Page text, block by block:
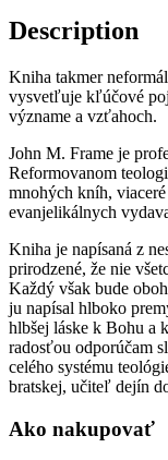
Description
Kniha takmer
vysvetľuje kľúčové
význame a vzťahoch.
John M. Frame je
Reformovanom
mnohých kníh,
evanjelikálnych
Kniha je napísaná z
prirodzené, že nie
Každý však bude
ju napísal hlboko
hlbšej láske k Bohu a
radosťou odporúčam
celého systému
bratskej, učiteľ dejín
Ako nakupovať